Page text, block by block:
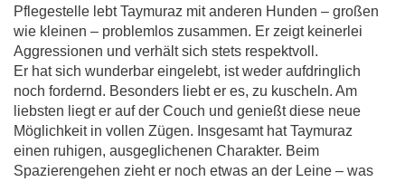
Pflegestelle lebt Taymuraz mit anderen Hunden – großen
wie kleinen – problemlos zusammen. Er zeigt keinerlei
Aggressionen und verhält sich stets respektvoll.
Er hat sich wunderbar eingelebt, ist weder aufdringlich
noch fordernd. Besonders liebt er es, zu kuscheln. Am
liebsten liegt er auf der Couch und genießt diese neue
Möglichkeit in vollen Zügen. Insgesamt hat Taymuraz
einen ruhigen, ausgeglichenen Charakter. Beim
Spazierengehen zieht er noch etwas an der Leine – was